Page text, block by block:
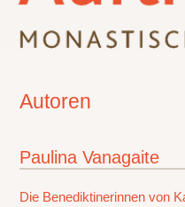
Autoren
Paulina Vanagaite
Die Benediktinerinnen von